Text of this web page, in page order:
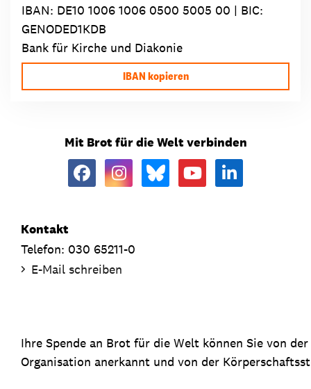
IBAN: DE10 1006 1006 0500 5005 00 | BIC:
GENODED1KDB
Bank für Kirche und Diakonie
IBAN kopieren
Mit Brot für die Welt verbinden
Kontakt
Telefon: 030 65211-0
E-Mail schreiben
Ihre Spende an Brot für die Welt können Sie von
Organisation anerkannt und von der